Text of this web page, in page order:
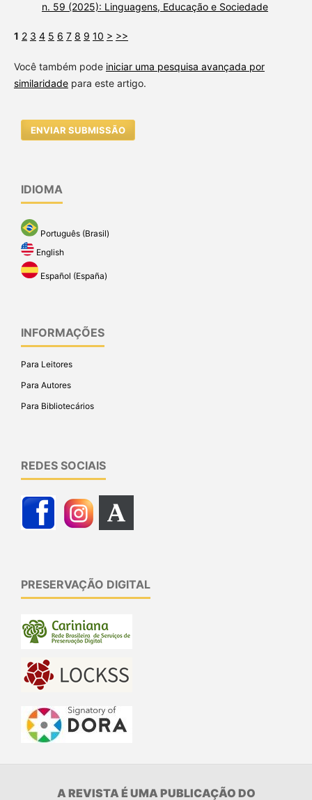
n. 59 (2025): Linguagens, Educação e Sociedade
1 2 3 4 5 6 7 8 9 10 > >>
Você também pode iniciar uma pesquisa avançada por
similaridadepara este artigo.
ENVIAR SUBMISSÃO
IDIOMA
Português (Brasil)
English
Español (España)
INFORMAÇÕES
Para Leitores
Para Autores
Para Bibliotecários
REDES SOCIAIS
PRESERVAÇÃO DIGITAL
A REVISTA É UMA PUBLICAÇÃO DO